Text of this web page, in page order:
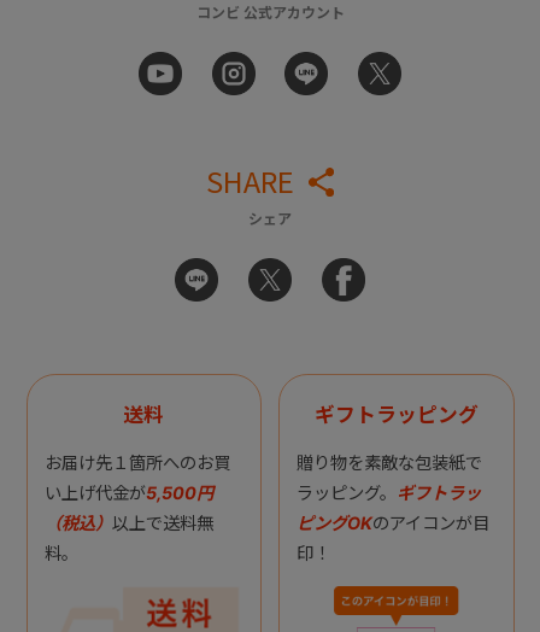
コンビ 公式アカウント
SHARE
シェア
送料
お届け先１箇所へのお買
い上げ代金が5,500円
（税込） 以上で送料無
料。
ギフトラッピング
贈り物を素敵な包装紙で
ラッピング。 ギフトラッ
ピングOKのアイコンが目
印！